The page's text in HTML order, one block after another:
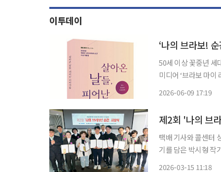
이투데이
‘나의 브라보!
50세 이상 꽃중년 세대
미디어 ‘브라보 마이
2026-06-09 17:19
제2회 '나의 브
택배 기사와 콜센터
기를 담은 박시형 작
2026-03-15 11:18